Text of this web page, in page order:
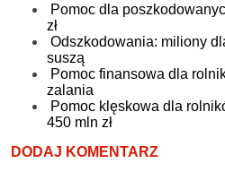
Pomoc dla
zł
Odszkodowania: miliony
suszą
Pomoc finansowa dla
zalania
Pomoc klęskowa dla
450 mln zł
DODAJ KOMENTARZ